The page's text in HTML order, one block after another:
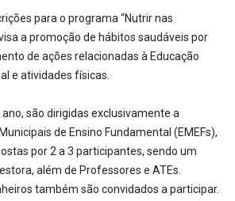
para o programa “Nutrir nas
a promoção de hábitos saudáveis por
de ações relacionadas à Educação
e atividades físicas.
são dirigidas exclusivamente a
de Ensino Fundamental (EMEFs),
por 2 a 3 participantes, sendo um
além de Professores e ATEs.
também são convidados a participar.